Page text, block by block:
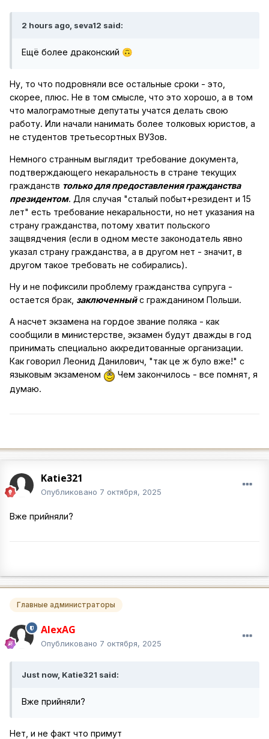
2 hours ago, seva12 said:
Ещё более драконский 🙃
Ну, то что подровняли все остальные сроки - это,
скорее, плюс. Не в том смысле, что это хорошо, а в том
что малограмотные депутаты учатся делать свою
работу. Или начали нанимать более толковых юристов, а
не студентов третьесортных ВУЗов.
Немного странным выглядит требование документа,
подтверждающего некаральность в стране текущих
гражданств только для предоставления гражданства
президентом. Для случая "сталый побыт+резидент и 15
лет" есть требование некаральности, но нет указания на
страну гражданства, потому хватит польского
защвядчения (если в одном месте законодатель явно
указал страну гражданства, а в другом нет - значит, в
другом такое требовать не собирались).
Ну и не пофиксили проблему гражданства супруга -
остается брак, заключенныйс гражданином Польши.
А насчет экзамена на гордое звание поляка - как
сообщили в министерстве, экзамен будут дважды в год
принимать специально аккредитованные организации.
Как говорил Леонид Данилович, "так це ж було вже!" с
языковым экзаменом
Чем закончилось - все помнят, я
думаю.
Katie321
Опубликовано 7 октября, 2025
Вже прийняли?
Главные администраторы
AlexAG
Опубликовано 7 октября, 2025
Just now, Katie321 said:
Вже прийняли?
Нет, и не факт что примут